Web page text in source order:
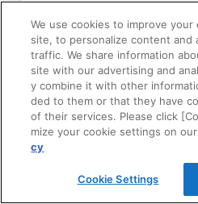
修理・点検
お問い合わせ
ログイン
建築・設計関係者様向けサイト
ユーザー登録サービス
We use cookies to improve
site, to personalize content and
traffic. We share information
site with our advertising and
y combine it with other
ded to them or that they have
of their services. Please click
mize your cookie settings on
cy
Cookie Settings